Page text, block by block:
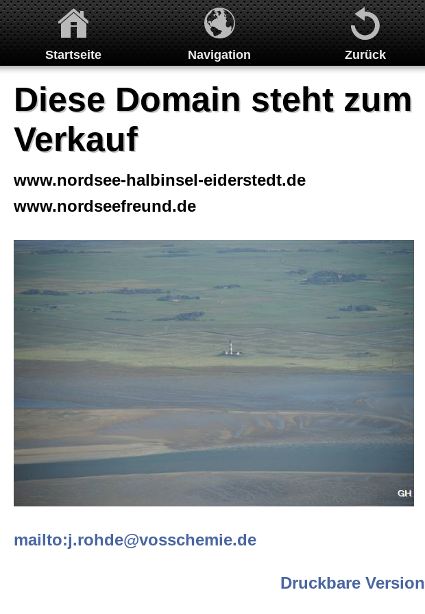
Startseite Navigation Zurück
Diese Domain steht zum
Verkauf
www.nordsee-halbinsel-eiderstedt.de
www.nordseefreund.de
mailto:j.rohde@vosschemie.de
Druckbare Version